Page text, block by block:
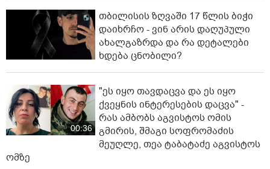
თბილისის ზღვაში 17 წლის ბიჭი
დაიხრჩო - ვინ არის დაღუპული
ახალგაზრდა და რა დეტალები
ხდება ცნობილი?
00:36
"ეს იყო თავდაცვა და ეს იყო
ქვეყნის ინტერესების დაცვა" -
რას ამბობს აგვისტოს ომის
გმირის, შმაგი სოფრომაძის
მეუღლე, თეა ტაბატაძე აგვისტოს
ომზე